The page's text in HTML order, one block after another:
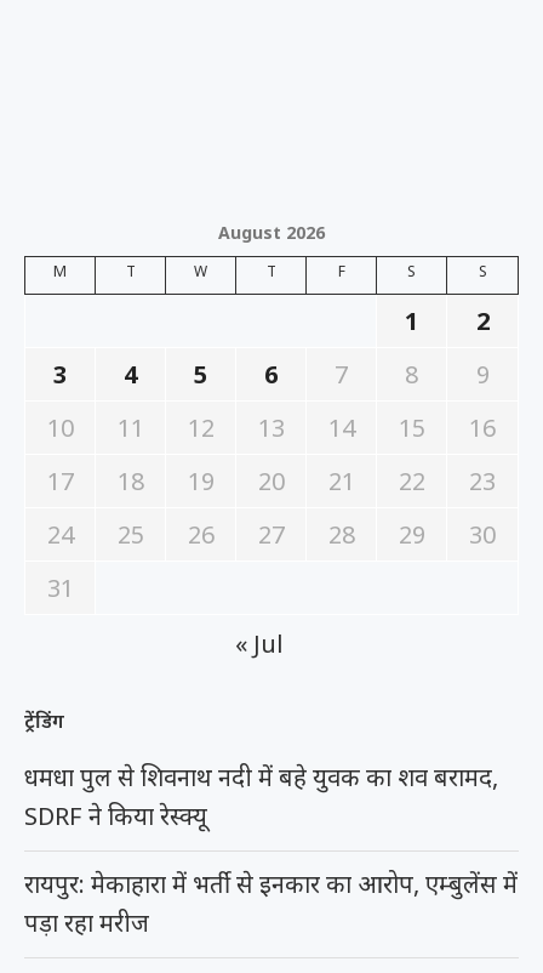
August 2026
M T W T F S S
1
2
3
4 5 6 7 8
9
10
11 12 13 14 15
16
17
18 19 20 21 22
23
24
25 26 27 28 29
30
31
« Jul
ट्रेंडिंग
धमधा पुल से शिवनाथ नदी में बहे युवक का शव बरामद,
SDRF ने किया रेस्क्यू
रायपुर: मेकाहारा में भर्ती से इनकार का आरोप, एम्बुलेंस में
पड़ा रहा मरीज